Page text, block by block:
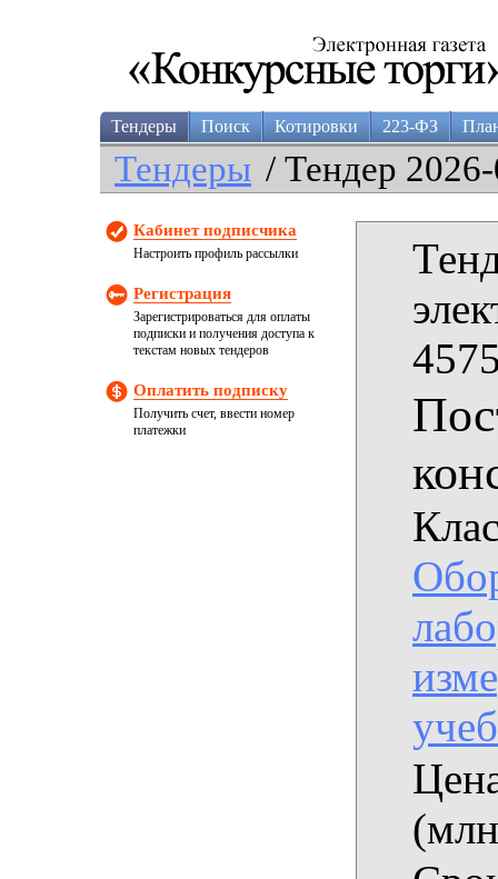
Тендеры Поиск Котировки 223-ФЗ
Тендеры / Тендер
Кабинет подписчика
Настроить профиль рассылки
Регистрация
Зарегистрироваться для оплаты
подписки и получения доступа к
текстам новых тендеров
Оплатить подписку
Получить счет, ввести номер
платежки